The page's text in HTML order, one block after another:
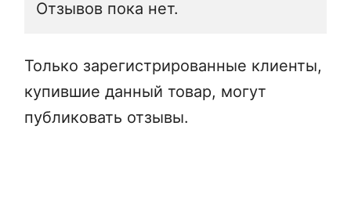
Отзывов пока нет.
Только зарегистрированные клиенты,
купившие данный товар, могут
публиковать отзывы.